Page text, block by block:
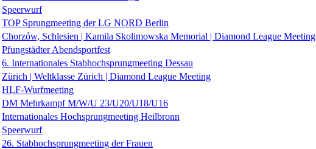
Speerwurf
TOP Sprungmeeting der LG NORD Berlin
Chorzów, Schlesien | Kamila Skolimowska Memorial | Diamond League Meeting
Pfungstädter Abendsportfest
6. Internationales Stabhochsprungmeeting Dessau
Zürich | Weltklasse Zürich | Diamond League Meeting
HLF-Wurfmeeting
DM Mehrkampf M/W/U 23/U20/U18/U16
Internationales Hochsprungmeeting Heilbronn
Speerwurf
26. Stabhochsprungmeeting der Frauen